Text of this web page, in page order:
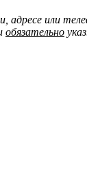
адресе или
обязательно